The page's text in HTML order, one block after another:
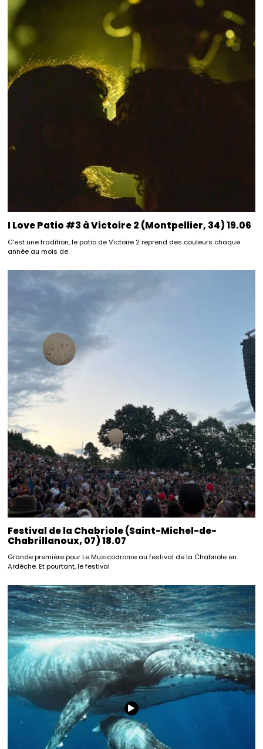
I Love Patio #3 à Victoire 2 (Montpellier, 34) 19.06
C’est une tradition, le patio de Victoire 2 reprend des couleurs chaque
année au mois de
Festival de la Chabriole (Saint-Michel-de-
Chabrillanoux, 07) 18.07
Grande première pour Le Musicodrome au festival de la Chabriole en
Ardèche. Et pourtant, le festival